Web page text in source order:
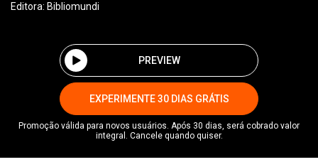
Editora: Bibliomundi
PREVIEW
EXPERIMENTE 30 DIAS GRÁTIS
Promoção válida para novos usuários. Após 30 dias, será cobrado valor
integral. Cancele quando quiser.